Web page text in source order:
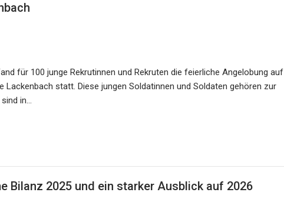
für 100 junge Rekrutinnen und Rekruten die feierliche Angelobung auf
statt. Diese jungen Soldatinnen und Soldaten gehören zur
in…
Bilanz 2025 und ein starker Ausblick auf 2026